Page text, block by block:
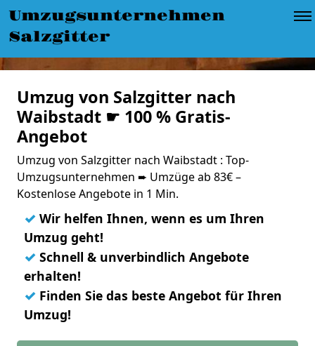
Umzugsunternehmen
Salzgitter
Umzug von Salzgitter nach
Waibstadt ☛ 100 % Gratis-
Angebot
Umzug von Salzgitter nach Waibstadt : Top-
Umzugsunternehmen ➨ Umzüge ab 83€ –
Kostenlose Angebote in 1 Min.
✓ Wir helfen Ihnen, wenn es um Ihren
Umzug geht!
✓ Schnell & unverbindlich Angebote
erhalten!
✓ Finden Sie das beste Angebot für Ihren
Umzug!